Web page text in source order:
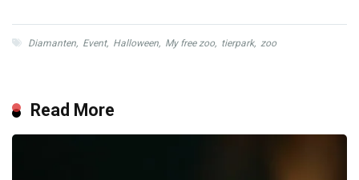
Diamanten, Event, Halloween, My free zoo, tierpark, zoo
Read More